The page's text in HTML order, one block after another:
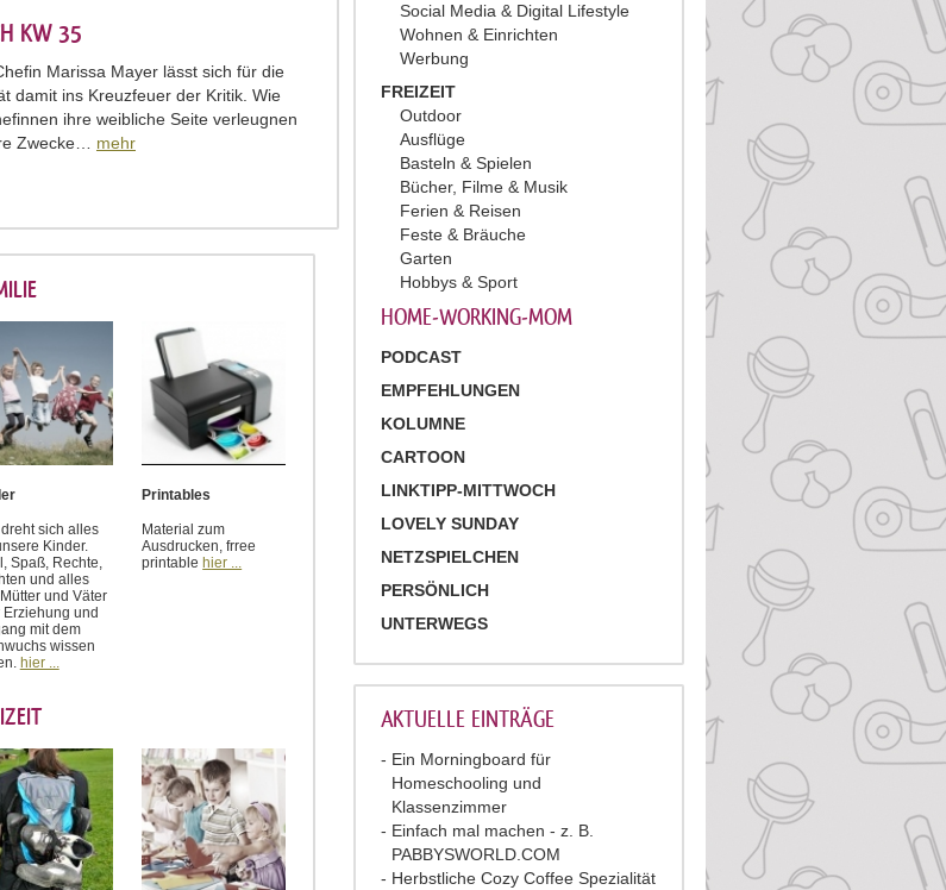
Social Media & Digital Lifestyle
Wohnen & Einrichten
Werbung
FREIZEIT
Outdoor
Ausflüge
Basteln & Spielen
Bücher, Filme & Musik
Ferien & Reisen
Feste & Bräuche
Garten
Hobbys & Sport
HOME-WORKING-MOM
PODCAST
EMPFEHLUNGEN
KOLUMNE
CARTOON
LINKTIPP-MITTWOCH
LOVELY SUNDAY
NETZSPIELCHEN
PERSÖNLICH
UNTERWEGS
AKTUELLE EINTRÄGE
Ein Morningboard für
Homeschooling und
Klassenzimmer
Einfach mal machen - z. B.
PABBYSWORLD.COM
Herbstliche Cozy Coffee Spezialität
KW 35
Marissa Mayer lässt sich für die
damit ins Kreuzfeuer der Kritik. Wie
ihre weibliche Seite verleugnen
Zwecke… mehr
sich alles
Kinder.
Spaß, Rechte,
und alles
und Väter
Erziehung und
mit dem
wissen
hier ...
Printables
Material zum
Ausdrucken, frree
printablehier ...